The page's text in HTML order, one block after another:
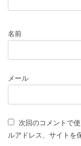
名前
メール
次回のコメントで
ルアドレス、サイトを